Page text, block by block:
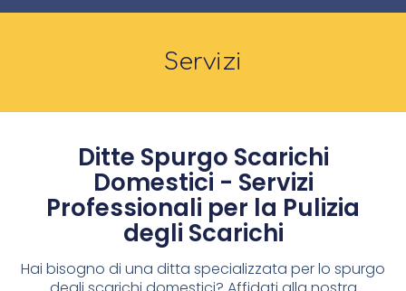
Servizi
Ditte Spurgo Scarichi
Domestici - Servizi
Professionali per la Pulizia
degli Scarichi
Hai bisogno di una ditta specializzata per lo spurgo